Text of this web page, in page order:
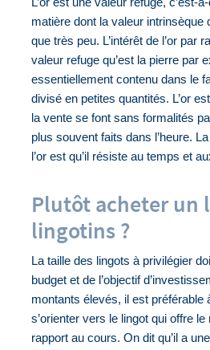
matière dont la valeur intrinsèque
que très peu. L’intérêt de l’or par
valeur refuge qu’est la pierre par
essentiellement contenu dans le
divisé en petites quantités. L’or
la vente se font sans formalités
plus souvent faits dans l’heure.
l’or est qu’il résiste au temps et
Plutôt acheter un
lingotins ?
La taille des lingots à privilégier
budget et de l’objectif
montants élevés, il est préférable
s’orienter vers le lingot qui offre
rapport au cours. On dit qu’il a